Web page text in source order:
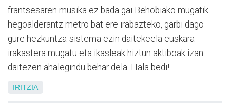
frantsesaren musika ez bada gai Behobiako mugatik
hegoalderantz metro bat ere irabazteko, garbi dago
gure hezkuntza-sistema ezin daitekeela euskara
irakastera mugatu eta ikasleak hiztun aktiboak izan
daitezen ahalegindu behar dela. Hala bedi!
IRITZIA